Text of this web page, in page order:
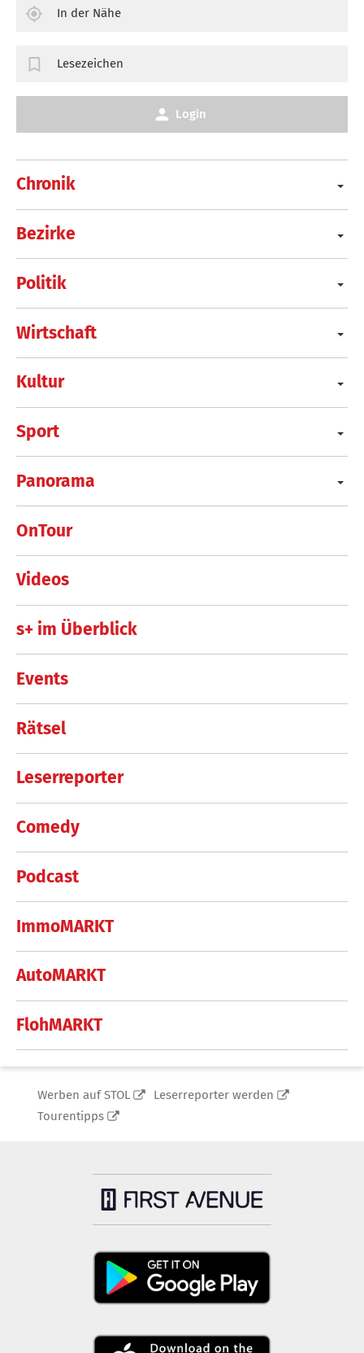
Chronik
Bezirke
Politik
Wirtschaft
Kultur
Sport
Panorama
OnTour
Videos
s+ im Überblick
Events
Rätsel
Leserreporter
Comedy
Podcast
ImmoMARKT
AutoMARKT
FlohMARKT
In der Nähe
Lesezeichen
Login
Werben auf STOL
Leserreporter werden
Tourentipps